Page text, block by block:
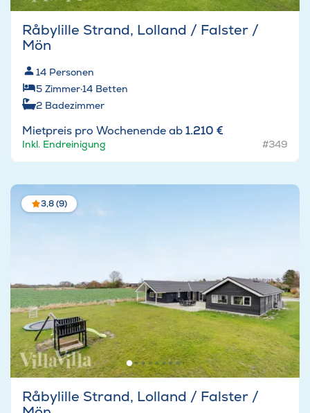
Råbylille Strand, Lolland / Falster /
Mön
14 Personen
5 Zimmer·14 Betten
2 Badezimmer
Mietpreis pro Wochenende ab1.210 €
Inkl. Endreinigung #349
3,8 (9)
Råbylille Strand, Lolland / Falster /